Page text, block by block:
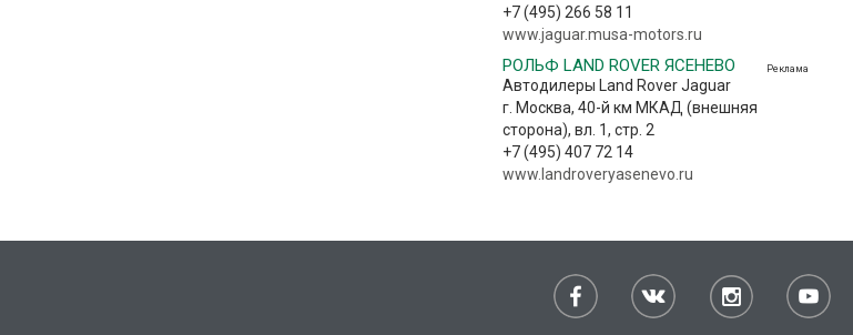
+7 (495) 266 58 11
www.jaguar.musa-motors.ru
Реклама
РОЛЬФ LAND ROVER ЯСЕНЕВО
Автодилеры Land Rover Jaguar
г. Москва, 40-й км МКАД (внешняя
сторона), вл. 1, стр. 2
+7 (495) 407 72 14
www.landroveryasenevo.ru